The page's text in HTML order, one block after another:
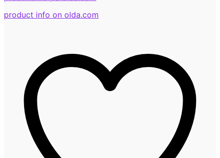
product info on olda.com